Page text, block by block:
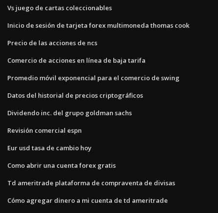
Vs juego de cartas coleccionables
Inicio de sesión de tarjeta forex multimoneda thomas cook
Precio de las acciones de ncs
Comercio de acciones en línea de baja tarifa
Promedio móvil exponencial para el comercio de swing
Datos del historial de precios criptográficos
Dividendo inc. del grupo goldman sachs
Revisión comercial espn
Eur usd tasa de cambio hoy
Como abrir una cuenta forex gratis
Td ameritrade plataforma de compraventa de divisas
Cómo agregar dinero a mi cuenta de td ameritrade